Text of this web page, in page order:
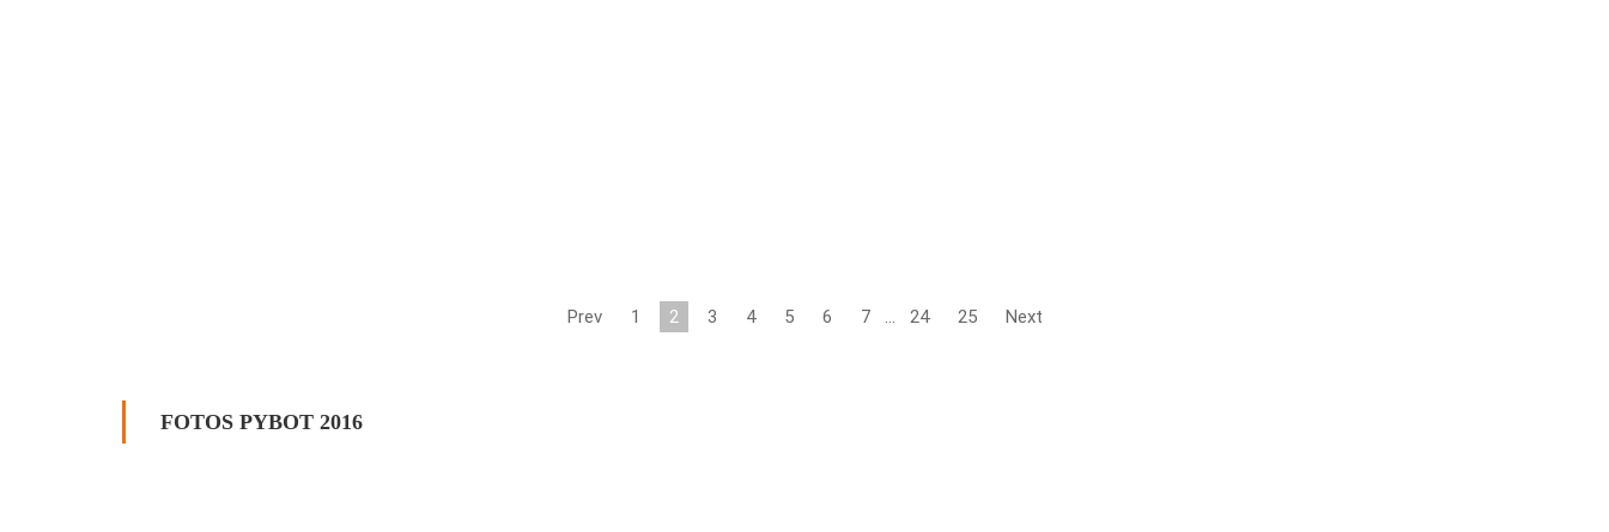
Prev 1 2 3 4 5 6 7 … 24 25 Next
FOTOS PYBOT 2016